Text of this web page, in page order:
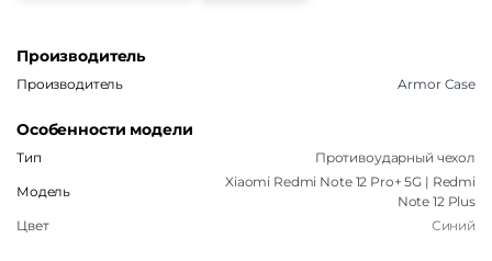
Производитель
Производитель Armor Case
Особенности модели
Тип Противоударный чехол
Модель
Xiaomi Redmi Note 12 Pro+ 5G | Redmi
Note 12 Plus
Цвет
Синий